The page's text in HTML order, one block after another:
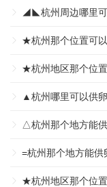
◢◣杭州周边哪里
★杭州那个位置可
★杭州地区那个位
▲杭州哪里可以供
△杭州那个地方能
=杭州那个地方能供
★杭州地区那个位